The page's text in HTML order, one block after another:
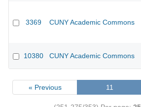
3369 CUNY Academic Commons
10380 CUNY Academic Commons
« Previous 11